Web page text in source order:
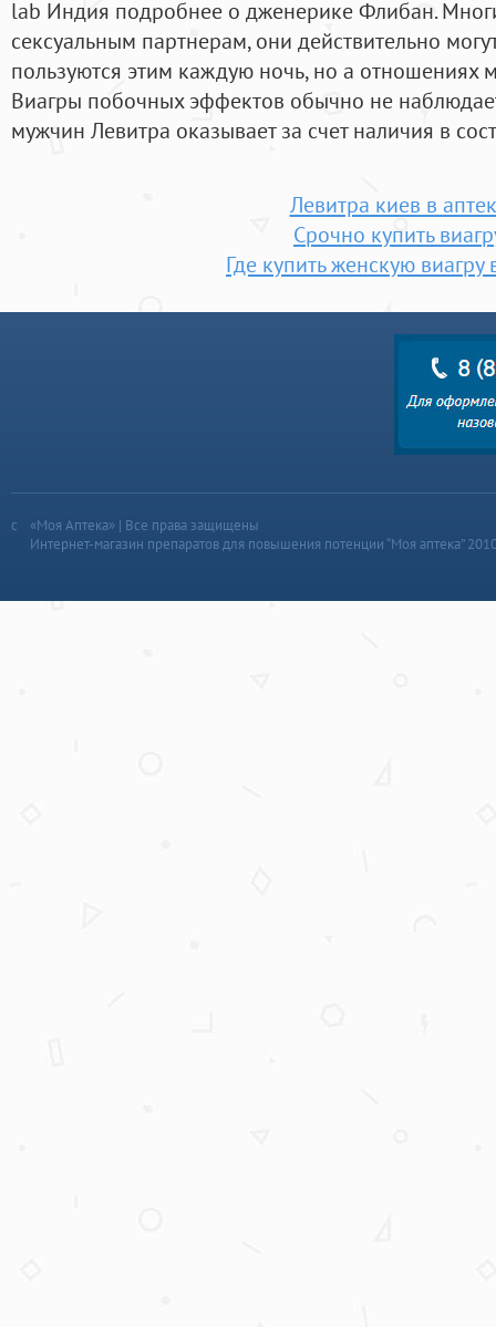
lab Индия подробнее о дженерике Флибан.
сексуальным партнерам, они действительно
пользуются этим каждую ночь, но а отношениях
Виагры побочных эффектов обычно не
мужчин Левитра оказывает за счет наличия в
Левитра киев в
Срочно купить
Где купить женскую виагру
«Моя Аптека» | Все права защищены
Интернет-магазин препаратов для повышения потенции “Моя аптека”